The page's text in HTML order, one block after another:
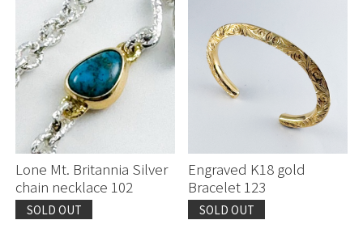
Lone Mt. Britannia Silver
chain necklace 102
SOLD OUT
Engraved K18 gold
Bracelet 123
SOLD OUT